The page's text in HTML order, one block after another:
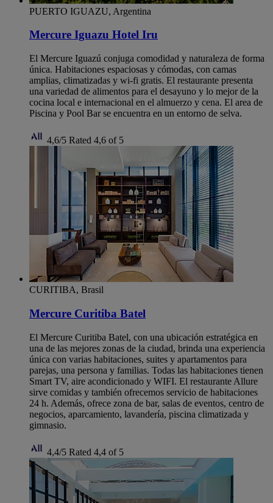
PUERTO IGUAZU, Argentina
Mercure Iguazu Hotel Iru
El Mercure Iguazú conjuga comodidad y naturaleza de forma
única. Habitaciones espaciosas y cómodas, con camas
amplias, climatizadas y wi-fi gratis. El restaurante presenta
una variedad de alimentos para el desayuno y lo mejor de la
cocina local e internacional en el almuerzo y cena. El area de
Piscina y Pool Bar se encuentra en un entorno de selva.
4,6/5 Rated 4,6 of 5
CURITIBA, Brasil
Mercure Curitiba Batel
El Mercure Curitiba Batel, con una ubicación estratégica en
una de las mejores zonas de la ciudad, brinda una experiencia
única con varias habitaciones, suites y apartamentos para
parejas, una persona y familias. Todas las habitaciones tienen
Smart TV, aire acondicionado y WIFI. El restaurante Allure
sirve comidas y también ofrecemos servicio de habitaciones
24 h. Además, ofrece zona de bar, salas de eventos, centro de
negocios, aparcamiento, lavandería, piscina climatizada y
gimnasio.
4,4/5 Rated 4,4 of 5